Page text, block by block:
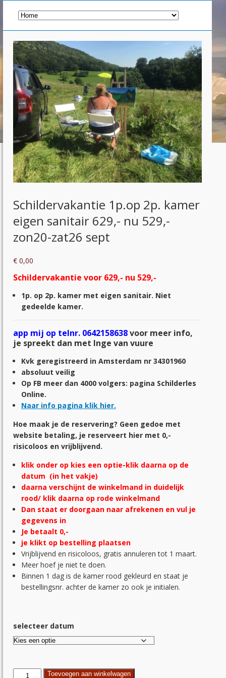
Schildervakantie 1p.op 2p. kamer
eigen sanitair 629,- nu 529,-
zon20-zat26 sept
€ 0,00
Schildervakantie voor 629,- nu 529,-
1p. op 2p. kamer met eigen sanitair. Niet
gedeelde kamer.
app mij op telnr. 0642158638voor meer info,
je spreekt dan met Inge van vuure
Kvk geregistreerd in Amsterdam nr 34301960
absoluut veilig
Op FB meer dan 4000 volgers: pagina Schilderles
Online.
Naar info pagina klik hier.
Hoe maak je de reservering? Geen gedoe met
website betaling, je reserveert hier met 0,-
risicoloos en vrijblijvend.
klik onder op kies een optie-klik daarna op de
datum (in het vakje)
daarna verschijnt de winkelmand in duidelijk
rood/ klik daarna op rode winkelmand
Dan staat er doorgaan naar afrekenen en vul je
gegevens in
Je betaalt 0,-
je klikt op bestelling plaatsen
Vrijblijvend en risicoloos, gratis annuleren tot 1 maart.
Meer hoef je niet te doen.
Binnen 1 dag is de kamer rood gekleurd en staat je
bestellingsnr. achter de kamer zo ook je initialen.
selecteer datum
SchildervakantieToevoegen aan winkelwagen